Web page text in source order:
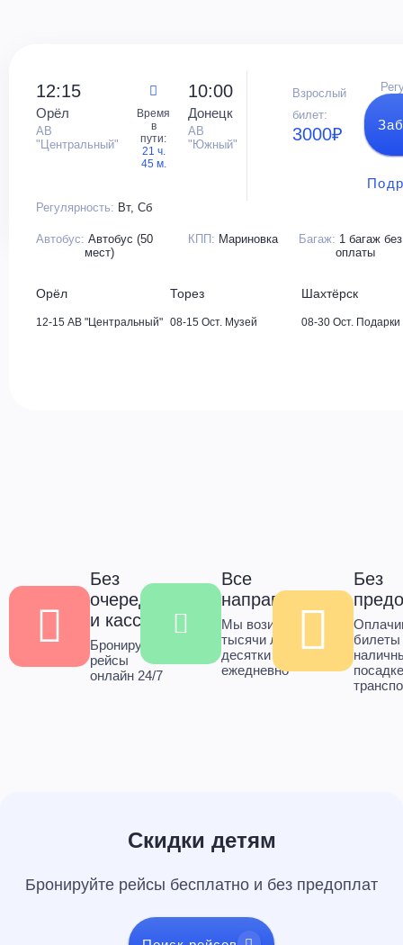
12:15
Орёл
АВ
"Центральный"
Время
в
пути:
21 ч.
45 м.
10:00
Донецк
АВ
"Южный"
Взрослый
билет:
3000₽
Регулярность: Вт, Сб
Автобус: Автобус (50
мест)
КПП: Мариновка Багаж: 1 багаж без
оплаты
Орёл
12-15 АВ "Центральный"
Торез
08-15 Ост. Музей
Шахтёрск
08-30 Ост. Подарки
Без
очередей
и касс
Бронируйте
рейсы
онлайн 24/7
Все
направления
Мы возим
тысячи людей в
десятки городов
ежедневно
Без
билеты
Скидки детям
Бронируйте рейсы бесплатно и без предоплат